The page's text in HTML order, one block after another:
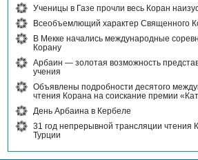
Ученицы в Газе прочли весь Коран
Всеобъемлющий характер Священного
В Мекке начались международные
Корану
Арбаин — золотая возможность
учения
Объявлены подробности десятого
чтения Корана на соискание премии
День Арбаина в Кербеле
31 год непрерывной трансляции чтения
Турции